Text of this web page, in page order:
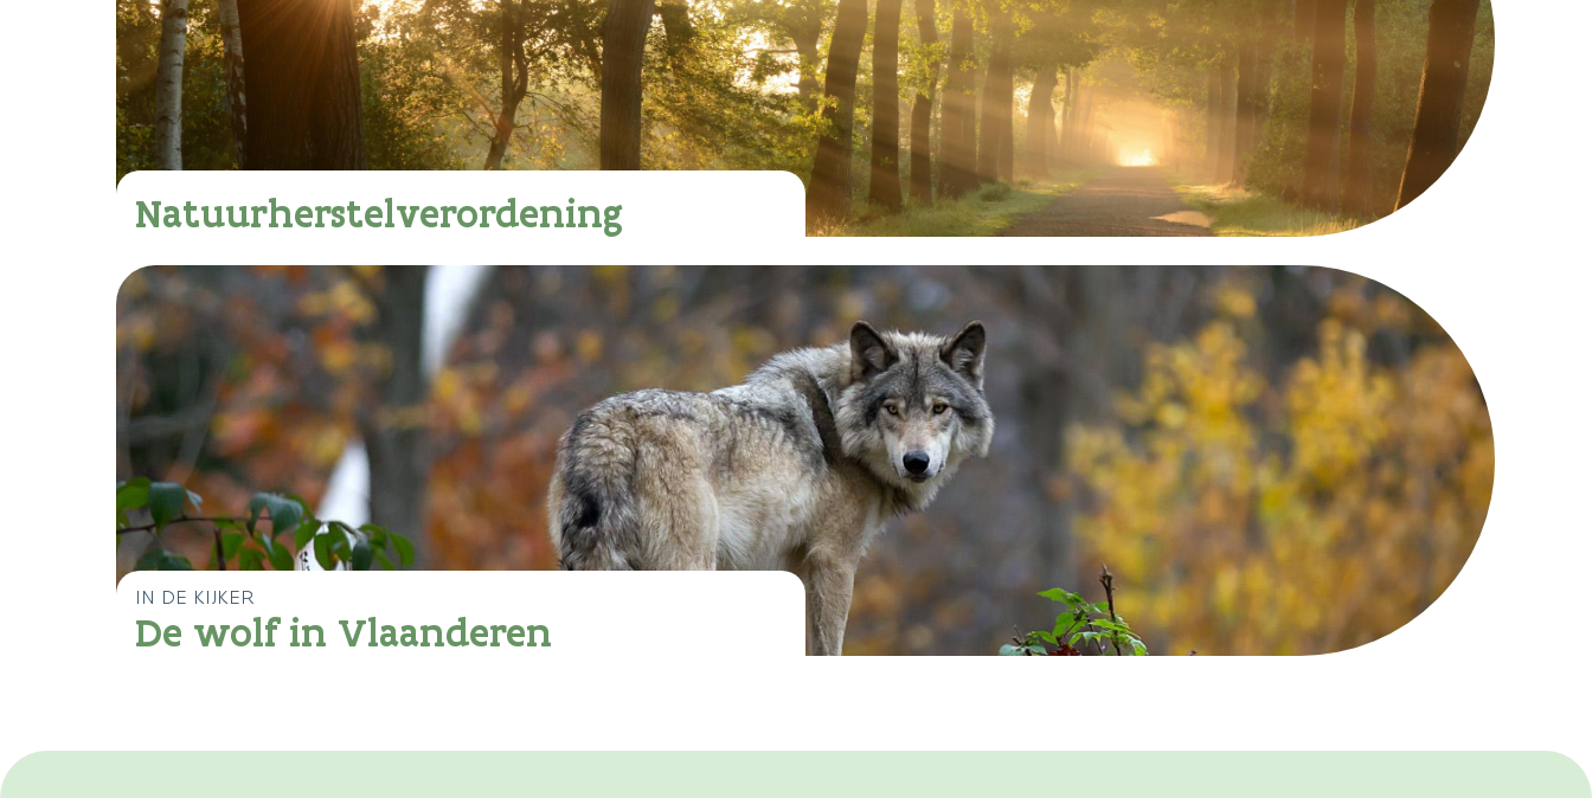
Natuurherstelverordening
IN DE KIJKER
De wolf in Vlaanderen
Download de veelgestelde vragen rond de actualiteit
wolf & pony (pdf) >